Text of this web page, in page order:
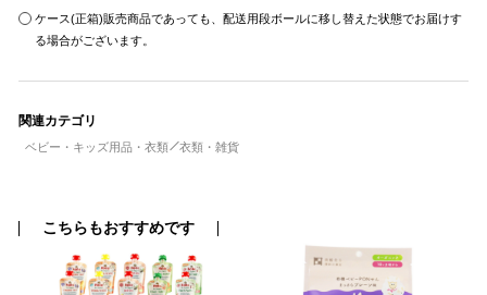
ケース(正箱)販売商品であっても、配送用段ボールに移し替えた状態でお届けす
る場合がございます。
関連カテゴリ
ベビー・キッズ用品・衣類 衣類・雑貨
こちらもおすすめです